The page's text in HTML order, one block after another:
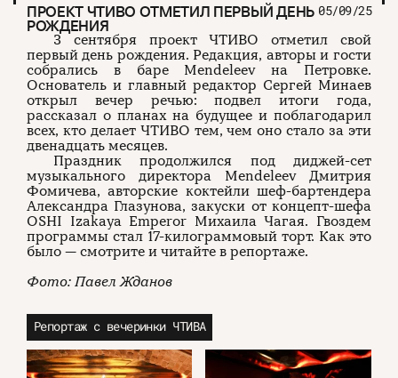
ПРОЕКТ ЧТИВО ОТМЕТИЛ ПЕРВЫЙ ДЕНЬ
РОЖДЕНИЯ
05/09/25
3 сентября проект ЧТИВО отметил свой
первый день рождения. Редакция, авторы и гости
собрались в баре Mendeleev на Петровке.
Основатель и главный редактор Сергей Минаев
открыл вечер речью: подвел итоги года,
рассказал о планах на будущее и поблагодарил
всех, кто делает ЧТИВО тем, чем оно стало за эти
двенадцать месяцев.
Праздник продолжился под диджей-сет
музыкального директора Mendeleev Дмитрия
Фомичева, авторские коктейли шеф-бартендера
Александра Глазунова, закуски от концепт-шефа
OSHI Izakaya Emperor Михаила Чагая. Гвоздем
программы стал 17-килограммовый торт. Как это
было — смотрите и читайте в репортаже.
Фото: Павел Жданов
Репортаж с вечеринки ЧТИВА